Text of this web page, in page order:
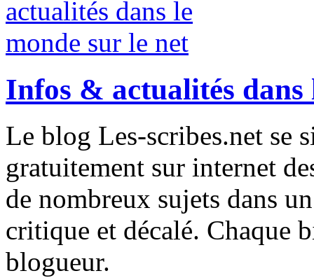
Infos & actualités dans
Le blog Les-scribes.net se
gratuitement sur internet
de nombreux sujets dans
critique et décalé. Chaque
blogueur.